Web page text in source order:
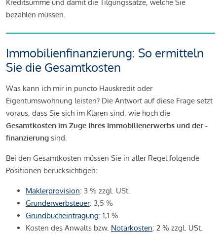
Kreditsumme und damit die Tilgungssätze, welche Sie
bezahlen müssen.
Immobilienfinanzierung: So ermitteln
Sie die Gesamtkosten
Was kann ich mir in puncto Hauskredit oder
Eigentumswohnung leisten? Die Antwort auf diese Frage setzt
voraus, dass Sie sich im Klaren sind, wie hoch die
Gesamtkosten im Zuge Ihres Immobilienerwerbs und der -
finanzierung sind.
Bei den Gesamtkosten müssen Sie in aller Regel folgende
Positionen berücksichtigen:
Maklerprovision: 3 % zzgl. USt.
Grunderwerbsteuer: 3,5 %
Grundbucheintragung: 1,1 %
Kosten des Anwalts bzw. Notarkosten: 2 % zzgl. USt.